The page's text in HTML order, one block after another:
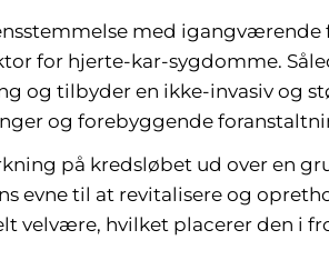
med
for hjerte-kar-sygdomme.
og tilbyder en ikke-invasiv og
og forebyggende
på kredsløbet ud over en
evne til at revitalisere og
velvære, hvilket placerer den i